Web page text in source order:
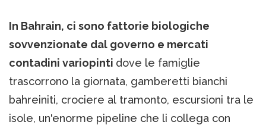
In Bahrain, ci sono fattorie biologiche
sovvenzionate dal governo e mercati
contadini variopinti dove le famiglie
trascorrono la giornata, gamberetti bianchi
bahreiniti, crociere al tramonto, escursioni tra le
isole, un'enorme pipeline che li collega con